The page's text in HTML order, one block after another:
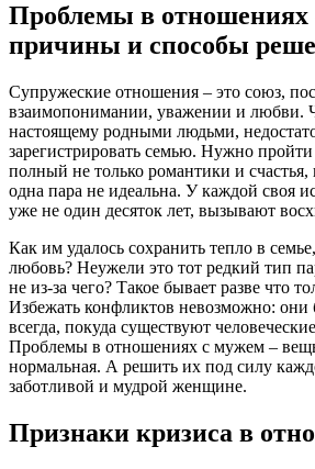
Проблемы в отношениях
причины и способы
Супружеские отношения – это союз,
взаимопонимании, уважении и любви.
настоящему родными людьми,
зарегистрировать семью. Нужно
полный не только романтики и
одна пара не идеальна. У каждой своя
уже не один десяток лет, вызывают
Как им удалось сохранить тепло в
любовь? Неужели это тот редкий тип
не из-за чего? Такое бывает разве что
Избежать конфликтов невозможно: они
всегда, покуда существуют
Проблемы в отношениях с мужем –
нормальная. А решить их под силу
заботливой и мудрой женщине.
Признаки кризиса в